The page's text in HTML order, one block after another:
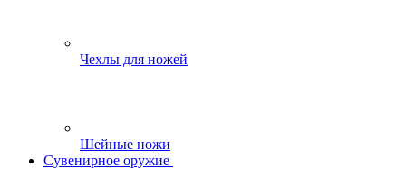
Чехлы для ножей
Шейные ножи
Сувенирное оружие